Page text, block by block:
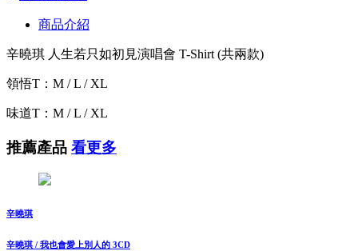
商品介紹
辛曉琪 人生若只如初見演唱會 T-Shirt (共兩款)
領悟T：M / L / XL
味道T：M / L / XL
推薦產品 看更多
辛曉琪
辛曉琪 / 我也會愛上別人的 3CD